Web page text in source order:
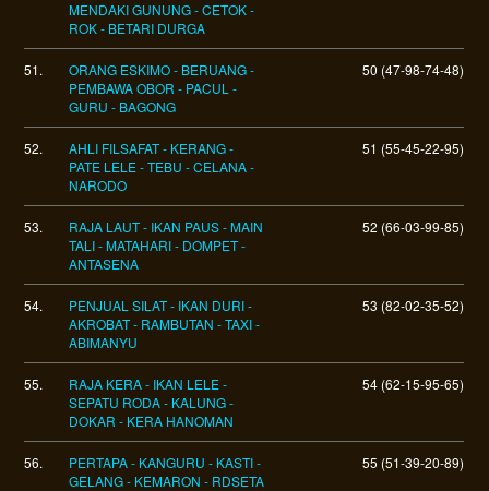
MENDAKI GUNUNG - CETOK -
ROK - BETARI DURGA
51.
ORANG ESKIMO - BERUANG -
PEMBAWA OBOR - PACUL -
GURU - BAGONG
50 (47-98-74-48)
52.
AHLI FILSAFAT - KERANG -
PATE LELE - TEBU - CELANA -
NARODO
51 (55-45-22-95)
53.
RAJA LAUT - IKAN PAUS - MAIN
TALI - MATAHARI - DOMPET -
ANTASENA
52 (66-03-99-85)
54.
PENJUAL SILAT - IKAN DURI -
AKROBAT - RAMBUTAN - TAXI -
ABIMANYU
53 (82-02-35-52)
55.
RAJA KERA - IKAN LELE -
SEPATU RODA - KALUNG -
DOKAR - KERA HANOMAN
54 (62-15-95-65)
56.
PERTAPA - KANGURU - KASTI -
GELANG - KEMARON - RDSETA
55 (51-39-20-89)